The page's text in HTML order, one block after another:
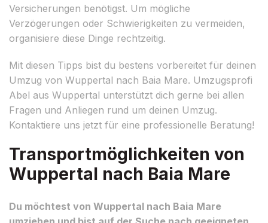
Versicherungen benötigst. Um mögliche
Verzögerungen oder Schwierigkeiten zu vermeiden,
organisiere diese Dinge rechtzeitig.
Mit diesen Tipps bist du bestens vorbereitet für deinen
Umzug von Wuppertal nach Baia Mare. Umzugsprofi
Abel aus Wuppertal unterstützt dich gerne bei allen
Fragen und Anliegen rund um deinen Umzug.
Kontaktiere uns jetzt für eine professionelle Beratung!
Transportmöglichkeiten von
Wuppertal nach Baia Mare
Du möchtest von Wuppertal nach Baia Mare